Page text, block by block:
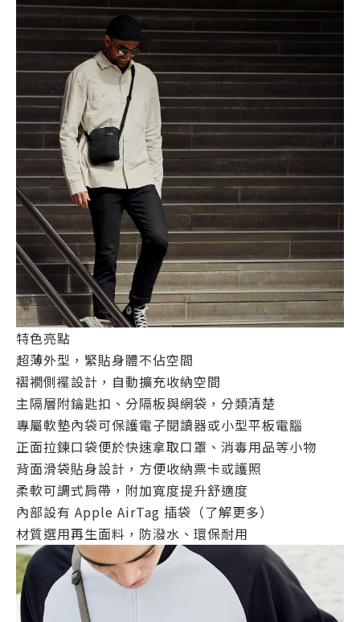
特色亮點
超薄外型，緊貼身體不佔空間
褶襉側襬設計，自動擴充收納空間
主隔層附鑰匙扣、分隔板與網袋，分類清楚
專屬軟墊內袋可保護電子閱讀器或小型平板電腦
正面拉鍊口袋便於快速拿取口罩、消毒用品等小物
背面滑袋貼身設計，方便收納票卡或護照
柔軟可調式肩帶，附加寬度提升舒適度
內部設有 Apple AirTag 插袋（了解更多）
材質選用再生面料，防潑水、環保耐用